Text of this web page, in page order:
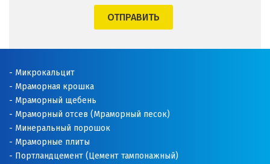
ОТПРАВИТЬ
Микрокальцит
Мраморная крошка
Мраморный щебень
Мраморный отсев (Мраморный песок)
Минеральный порошок
Мраморные плиты
Портландцемент (Цемент тампонажный)